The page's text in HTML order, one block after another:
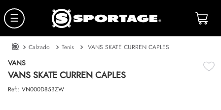
☰
Calzado Tenis VANS SKATE CURREN CAPLES
VANS
VANS SKATE CURREN CAPLES
Ref:: VN000D85BZW